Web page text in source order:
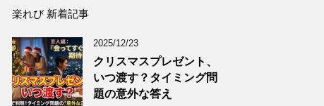
楽れび 新着記事
2025/12/23
クリスマスプレゼント、
いつ渡す？タイミング問
題の意外な答え